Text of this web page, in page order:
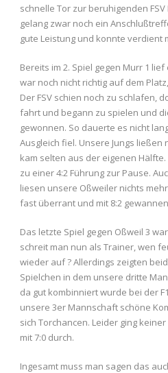
schnelle Tor zur beruhigenden
gelang zwar noch ein
gute Leistung und konnte verdient
Bereits im 2. Spiel gegen Murr 1
war noch nicht richtig auf dem
Der FSV schien noch zu schlafen,
fahrt und begann zu spielen und
gewonnen. So dauerte es nicht
Ausgleich fiel. Unsere Jungs
kam selten aus der eigenen
zu einer 4:2 Führung zur Pause.
liesen unsere Oßweiler nichts
fast überrant und mit 8:2
Das letzte Spiel gegen Oßweil 3
schreit man nun als Trainer, wen
wieder auf ? Allerdings zeigten
Spielchen in dem unsere dritte
da gut kombinniert wurde bei der
unsere 3er Mannschaft schöne
sich Torchancen. Leider ging
mit 7:0 durch.
Ingesamt muss man sagen das